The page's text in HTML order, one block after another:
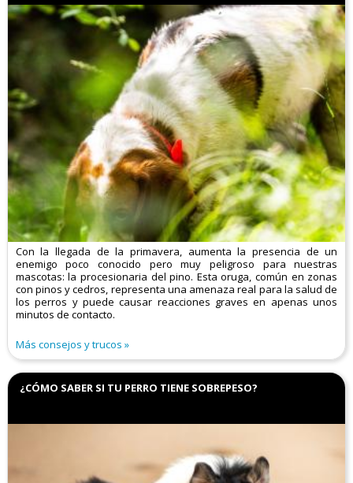
Con la llegada de la primavera, aumenta la presencia de un
enemigo poco conocido pero muy peligroso para nuestras
mascotas: la procesionaria del pino. Esta oruga, común en zonas
con pinos y cedros, representa una amenaza real para la salud de
los perros y puede causar reacciones graves en apenas unos
minutos de contacto.
Más consejos y trucos
¿CÓMO SABER SI TU PERRO TIENE SOBREPESO?